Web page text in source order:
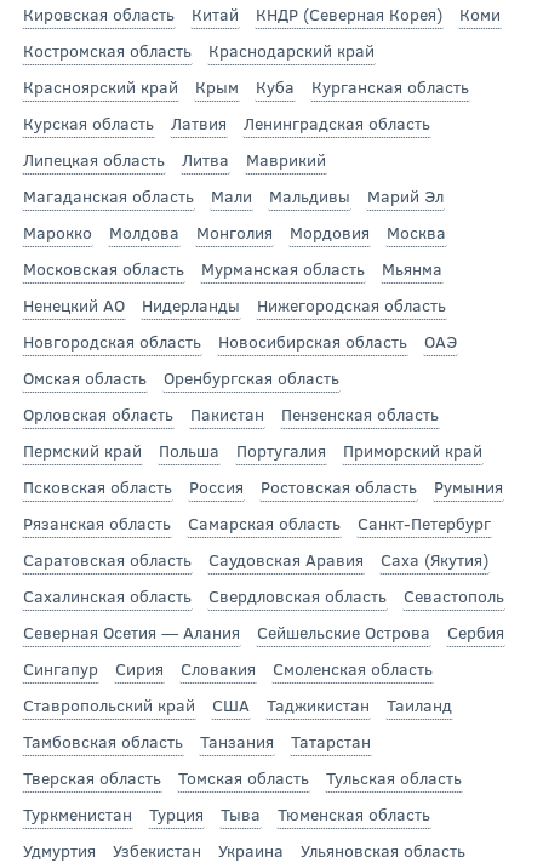
Кировская область
Китай КНДР (Северная Корея)
Коми
Костромская область
Краснодарский край
Красноярский край
Крым Куба
Курганская область
Курская область
Латвия
Ленинградская область
Липецкая область
Литва
Маврикий
Магаданская область
Мали Мальдивы
Марий Эл
Марокко
Молдова Монголия Мордовия
Москва
Московская область
Мурманская область
Мьянма
Ненецкий АО
Нидерланды
Нижегородская область
Новгородская область
Новосибирская область
ОАЭ
Омская область
Оренбургская область
Орловская область
Пакистан
Пензенская область
Пермский край
Польша Португалия
Приморский край
Псковская область
Россия Ростовская область
Румыния
Рязанская область
Самарская область
Санкт-Петербург
Саратовская область
Саудовская Аравия
Саха (Якутия)
Сахалинская область
Свердловская область
Севастополь
Северная Осетия — Алания
Сейшельские Острова
Сербия
Сингапур
Сирия Словакия
Смоленская область
Ставропольский край
США Таджикистан
Таиланд
Тамбовская область
Танзания
Татарстан
Тверская область
Томская область
Тульская область
Туркменистан
Турция Тыва
Тюменская область
Удмуртия
Узбекистан Украина
Ульяновская область